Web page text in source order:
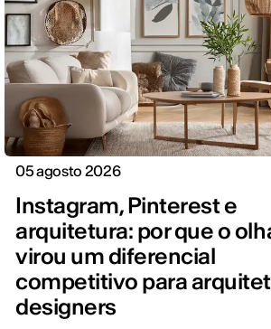
05 agosto 2026
Instagram, Pinterest e
arquitetura: por que o
virou um diferencial
competitivo para
designers